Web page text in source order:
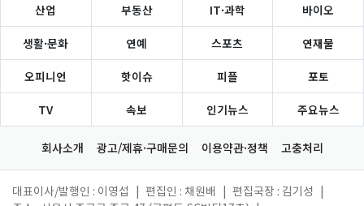
산업 부동산 IT·과학 바이오
생활·문화 연예 스포츠 연재물
오피니언 핫이슈 피플 포토
TV 속보 인기뉴스 주요뉴스
회사소개 광고/제휴·구매문의 이용약관·정책 고충처리
대표이사/발행인 : 이영섭 편집인 : 채원배 편집국장 : 김기성